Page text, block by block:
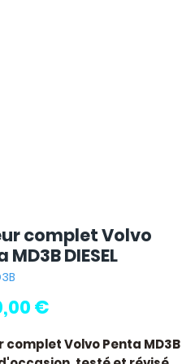
complet Volvo
MD3B DIESEL
€
complet Volvo Penta MD3B